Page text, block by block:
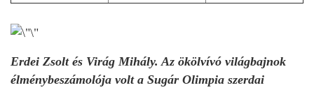
Erdei Zsolt és Virág Mihály. Az ökölvívó világbajnok
élménybeszámolója volt a Sugár Olimpia szerdai